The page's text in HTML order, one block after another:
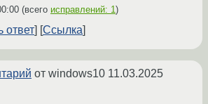
(всего исправлений: 1 )
ответ Ссылка
от windows10 11.03.2025